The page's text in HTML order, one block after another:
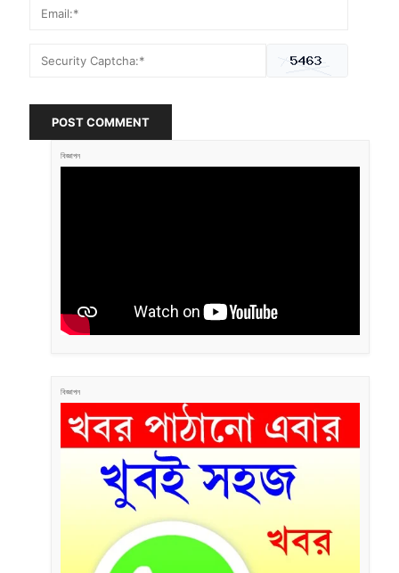
POST COMMENT
বিজ্ঞাপন
বিজ্ঞাপন